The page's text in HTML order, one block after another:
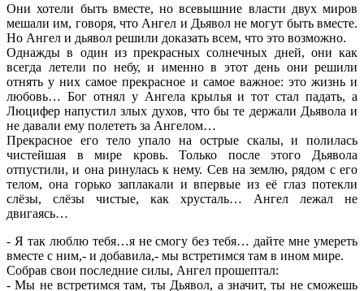
Они хотели быть вместе, но всевышние власти двух миров
мешали им, говоря, что Ангел и Дьявол не могут быть вместе.
Но Ангел и дьявол решили доказать всем, что это возможно.
Однажды в один из прекрасных солнечных дней, они как
всегда летели по небу, и именно в этот день они решили
отнять у них самое прекрасное и самое важное: это жизнь и
любовь… Бог отнял у Ангела крылья и тот стал падать, а
Люцифер напустил злых духов, что бы те держали Дьявола и
не давали ему полететь за Ангелом…
Прекрасное его тело упало на острые скалы, и полилась
чистейшая в мире кровь. Только после этого Дьявола
отпустили, и она ринулась к нему. Сев на землю, рядом с его
телом, она горько заплакали и впервые из её глаз потекли
слёзы, слёзы чистые, как хрусталь… Ангел лежал не
двигаясь…
- Я так люблю тебя…я не смогу без тебя… дайте мне умереть
вместе с ним,- и добавила,- мы встретимся там в ином мире.
Собрав свои последние силы, Ангел прошептал:
- Мы не встретимся там, ты Дьявол, а значит, ты не сможешь